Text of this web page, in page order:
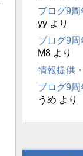
ブログ9
yyより
ブログ9
M8より
情報提供
ブログ9
うめ より